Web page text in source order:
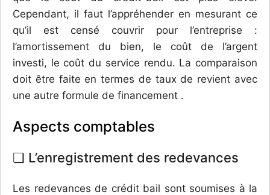
Cependant, il faut l’appréhender en mesurant ce
qu’il est censé couvrir pour l’entreprise :
l’amortissement du bien, le coût de l’argent
investi, le coût du service rendu. La comparaison
doit être faite en termes de taux de revient avec
une autre formule de financement .
Aspects comptables
❏ L’enregistrement des redevances
Les redevances de crédit bail sont soumises à la